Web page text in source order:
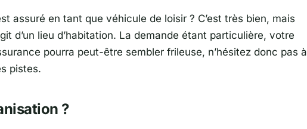
assuré en tant que véhicule de loisir ? C’est très bien, mais
d’un lieu d’habitation. La demande étant particulière, votre
pourra peut-être sembler frileuse, n’hésitez donc pas à
pistes.
?